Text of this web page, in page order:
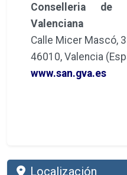
Conselleria de
Valenciana
Calle Micer Mascó,
46010, Valencia
www.san.gva.es
Localización